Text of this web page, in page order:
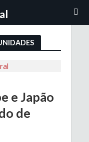
e Japão
de